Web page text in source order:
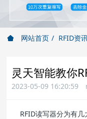
网站首页 RFID资
灵天智能教你
2023-05-09 16:20:59
RFID读写器分为有